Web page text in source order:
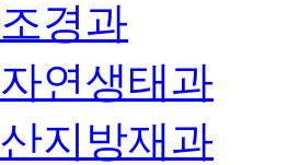
조경과
자연생태과
산지방재과